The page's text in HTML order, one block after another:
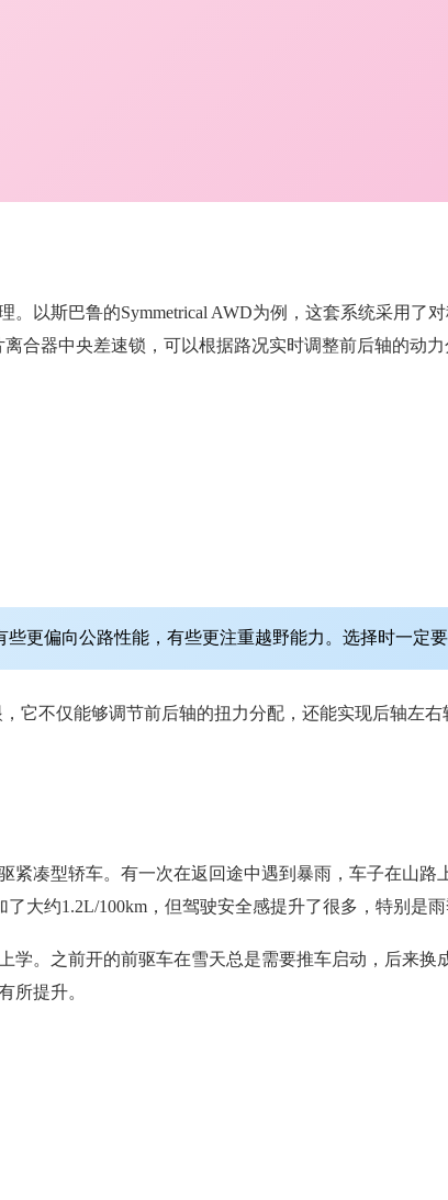
以斯巴鲁的Symmetrical AWD为例，这套系统采用了
合器中央差速锁，可以根据路况实时调整前后轴的动力
更偏向公路性能，有些更注重越野能力。选择时一定
，它不仅能够调节前后轴的扭力分配，还能实现后轴左
凑型轿车。有一次在返回途中遇到暴雨，车子在山
大约1.2L/100km，但驾驶安全感提升了很多，特别是
学。之前开的前驱车在雪天总是需要推车启动，后来
所提升。